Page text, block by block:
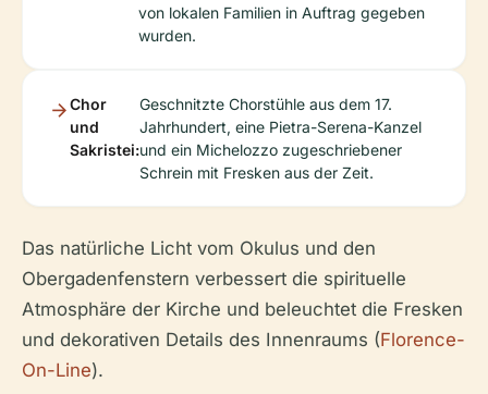
von lokalen Familien in Auftrag gegeben
wurden.
Chor
und
Sakristei:
Geschnitzte Chorstühle aus dem 17.
Jahrhundert, eine Pietra-Serena-Kanzel
und ein Michelozzo zugeschriebener
Schrein mit Fresken aus der Zeit.
Das natürliche Licht vom Okulus und den
Obergadenfenstern verbessert die spirituelle
Atmosphäre der Kirche und beleuchtet die Fresken
und dekorativen Details des Innenraums (Florence-
On-Line).